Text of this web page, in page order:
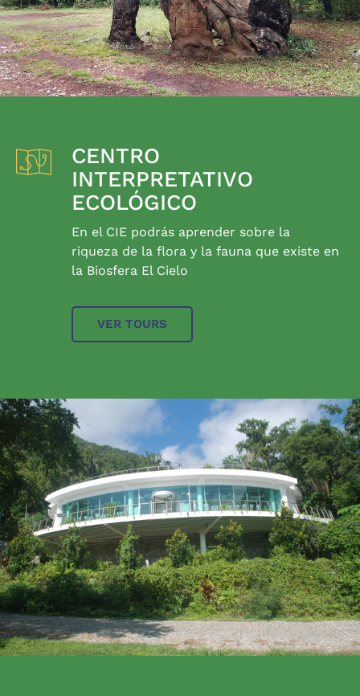
CENTRO
INTERPRETATIVO
ECOLÓGICO
En el CIE podrás aprender sobre la
riqueza de la flora y la fauna que existe en
la Biosfera El Cielo
VER TOURS